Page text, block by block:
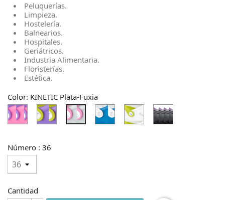
Peluquerías.
Limpieza.
Hostelería.
Balnearios.
Hospitales.
Geriátricos.
Industria Alimentaria.
Floristerías.
Estética.
Color: KINETIC Plata-Fuxia
KINETIC
Fuxia-
Lavanda
KINETIC
Lavanda-
Pistacho
KINETIC
Plata-
Fuxia
KINETIC
azul
elec-
KINETIC
blanco-
pistacho
KINETIC
Negro-
Lavanda
Número : 36
Cantidad